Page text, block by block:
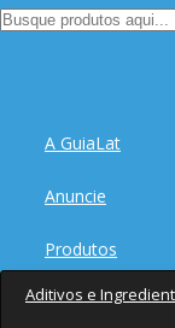
A GuiaLat
Anuncie
Produtos
Aditivos e
Fornecedores